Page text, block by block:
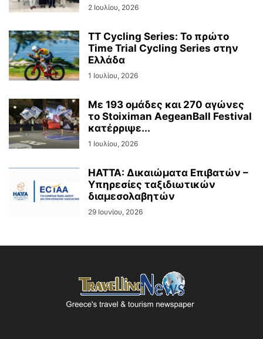
2 Ιουλίου, 2026
TT Cycling Series: Το πρώτο
Time Trial Cycling Series στην
Ελλάδα
1 Ιουλίου, 2026
Με 193 ομάδες και 270 αγώνες
το Stoiximan AegeanBall Festival
κατέρριψε...
1 Ιουλίου, 2026
HATTA: Δικαιώματα Επιβατών –
Υπηρεσίες ταξιδιωτικών
διαμεσολαβητών
29 Ιουνίου, 2026